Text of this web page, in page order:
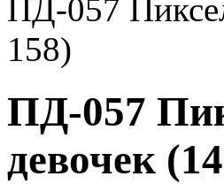
ПД-057
158)
ПД-057
девочек